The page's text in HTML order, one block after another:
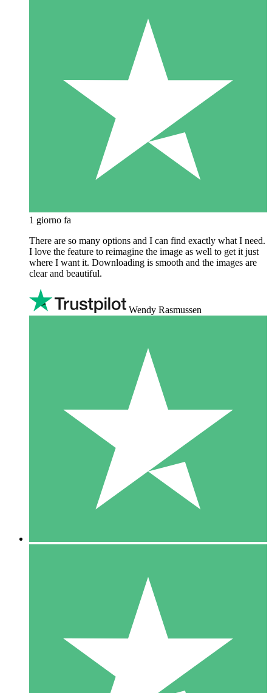
1 giorno fa
There are so many options and I can find exactly what I need.
I love the feature to reimagine the image as well to get it just
where I want it. Downloading is smooth and the images are
clear and beautiful.
Wendy Rasmussen